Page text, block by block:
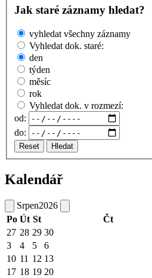
Jak staré záznamy hledat?
vyhledat všechny záznamy
Vyhledat dok. staré:
den
týden
měsíc
rok
Vyhledat dok. v rozmezí:
od:
do:
Reset Hledat
Kalendář
Srpen2026
Po Út St Čt
27 28 29 30
3
4 5 6
10 11 12 13
17 18 19 20